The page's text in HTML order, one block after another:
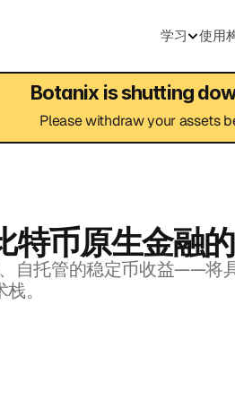
学习 使用
Botanix is shutting
Please withdraw your assets
特币原生金融
自托管的稳定币收益——将
。